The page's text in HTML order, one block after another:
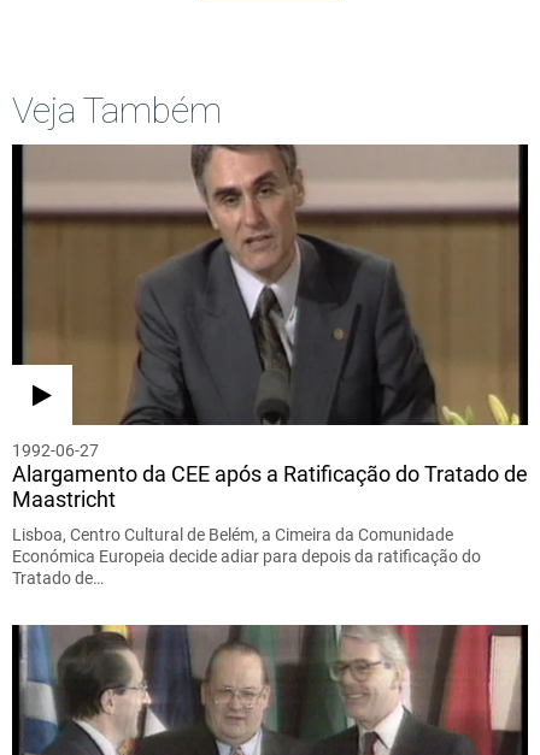
Veja Também
1992-06-27
Alargamento da CEE após a Ratificação do Tratado de
Maastricht
Lisboa, Centro Cultural de Belém, a Cimeira da Comunidade
Económica Europeia decide adiar para depois da ratificação do
Tratado de…